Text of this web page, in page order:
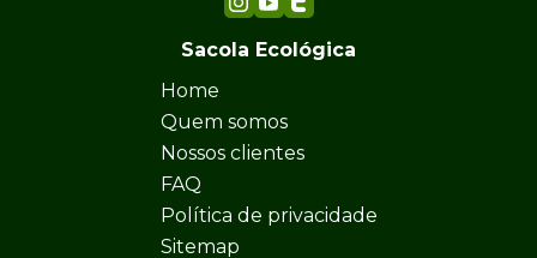
Sacola Ecológica
Home
Quem somos
Nossos clientes
FAQ
Política de privacidade
Sitemap